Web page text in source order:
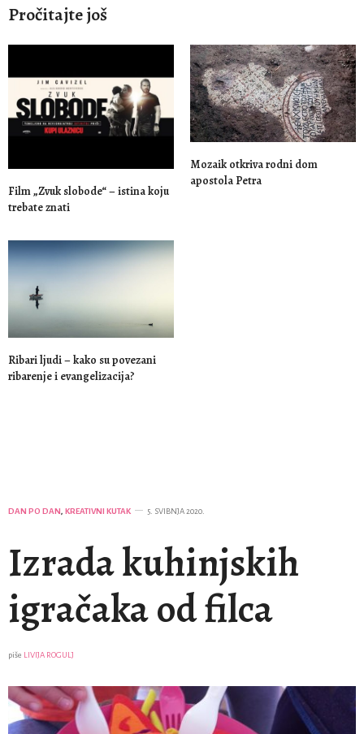
Pročitajte još
Film „Zvuk slobode“ – istina koju
trebate znati
Mozaik otkriva rodni dom
apostola Petra
Ribari ljudi – kako su povezani
ribarenje i evangelizacija?
DAN PO DAN, KREATIVNI KUTAK 5. SVIBNJA 2020.
Izrada kuhinjskih
igračaka od filca
piše LIVIJA ROGULJ